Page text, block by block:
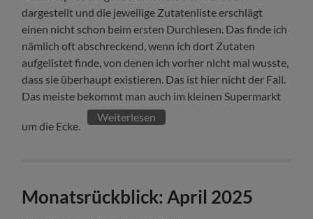
dargestellt und die jeweilige Zutatenliste erschlägt
einen nicht schon beim ersten Durchlesen. Das finde ich
nämlich oft abschreckend, wenn ich dort Zutaten
aufgelistet finde, von denen ich vorher nicht mal wusste,
dass sie überhaupt existieren. Das ist hier nicht der Fall.
Das meiste bekommt man auch im kleinen Supermarkt
um die Ecke.
Weiterlesen
Monatsrückblick: April 2025